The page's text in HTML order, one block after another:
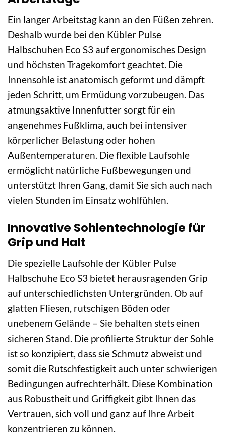
Ein langer Arbeitstag kann an den Füßen zehren.
Deshalb wurde bei den Kübler Pulse
Halbschuhen Eco S3 auf ergonomisches Design
und höchsten Tragekomfort geachtet. Die
Innensohle ist anatomisch geformt und dämpft
jeden Schritt, um Ermüdung vorzubeugen. Das
atmungsaktive Innenfutter sorgt für ein
angenehmes Fußklima, auch bei intensiver
körperlicher Belastung oder hohen
Außentemperaturen. Die flexible Laufsohle
ermöglicht natürliche Fußbewegungen und
unterstützt Ihren Gang, damit Sie sich auch nach
vielen Stunden im Einsatz wohlfühlen.
Innovative Sohlentechnologie für
Grip und Halt
Die spezielle Laufsohle der Kübler Pulse
Halbschuhe Eco S3 bietet herausragenden Grip
auf unterschiedlichsten Untergründen. Ob auf
glatten Fliesen, rutschigen Böden oder
unebenem Gelände – Sie behalten stets einen
sicheren Stand. Die profilierte Struktur der Sohle
ist so konzipiert, dass sie Schmutz abweist und
somit die Rutschfestigkeit auch unter schwierigen
Bedingungen aufrechterhält. Diese Kombination
aus Robustheit und Griffigkeit gibt Ihnen das
Vertrauen, sich voll und ganz auf Ihre Arbeit
konzentrieren zu können.